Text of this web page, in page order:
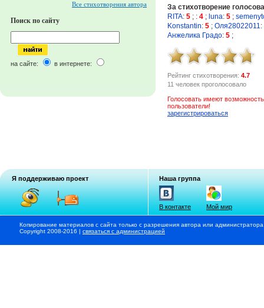
Все стихотворения автора
Поиск по сайту
на сайте: в интернете:
За стихотворение
RITA: 5 ; : 4 ; luna: 5 ;
Konstantin: 5 ; Оля28022011 :
Анжелика Градо: 5 ;
Рейтинг стихотворения: 4.7
11 человек проголосовало
Голосовать имеют
пользователи!
зарегистрироваться
Я поддерживаю проект Наша группа
В контакте Мой мир
Копирование материалов с сайта только с разрешения автора или
Copyright 2008-2016 | связаться с администрацией